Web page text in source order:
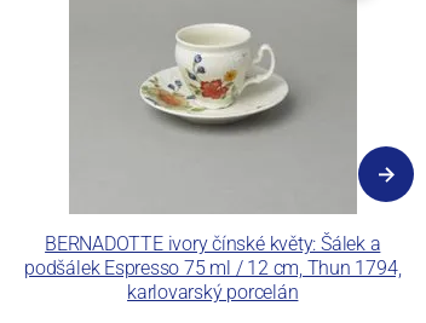
BERNADOTTE ivory čínské květy: Šálek a
podšálek Espresso 75 ml / 12 cm, Thun 1794,
karlovarský porcelán